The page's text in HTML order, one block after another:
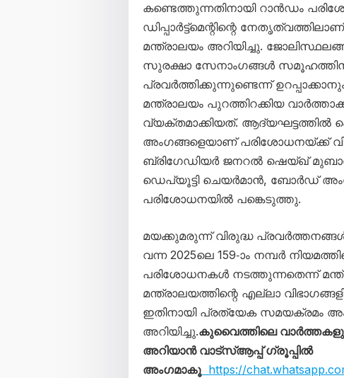
കണ്ടെത്തുന്നതിനായി റാൻഡം
ഡിപ്പാർട്ട്‌മെന്റിന്റെ
മന്ത്രാലയം അറിയിച്ചു.
സുരക്ഷാ സേനാംഗങ്ങൾ
പ്രവർത്തിക്കുന്നുണ്ടെന്ന്
മന്ത്രാലയം പുറത്തിറക്കിയ
വ്യക്തമാക്കിയത്.
അംഗങ്ങളെയാണ് പരിശോധനയ്ക്ക്
ബ്രിഗേഡിയർ ജനറൽ ഷെയ്ഖ്
ഡെപ്യൂട്ടി ചെയർമാൻ, ബോർഡ്
പരിശോധനയിൽ പങ്കെടുത്തു.
മയക്കുമരുന്ന് വിരുദ്ധ പ്രവർത്തനങ്ങൾ
വന്ന 2025ലെ 159-ാം നമ്പർ
പരിശോധനകൾ നടത്തുന്നതെന്ന്
മന്ത്രാലയത്തിന്റെ എല്ലാ
ഇതിനായി പ്രത്യേക സമയക്രമം
അറിയിച്ചു.കുവൈത്തിലെ
അറിയാൻ വാട്സ്ആപ്പ് ഗ്രൂപ്പിൽ
അംഗമാകൂ https://